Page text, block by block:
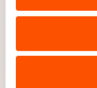
uw gebruik van
combineren
verstrekt of die
Sommige